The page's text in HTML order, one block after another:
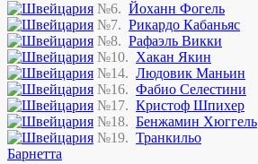
№6. Йоханн Фогель
№7. Рикардо Кабаньяс
№8. Рафаэль Викки
№10. Хакан Якин
№14. Людовик Маньин
№16. Фабио Селестини
№17. Кристоф Шпихер
№18. Бенжамин Хюггель
№19. Транкильо
Барнетта